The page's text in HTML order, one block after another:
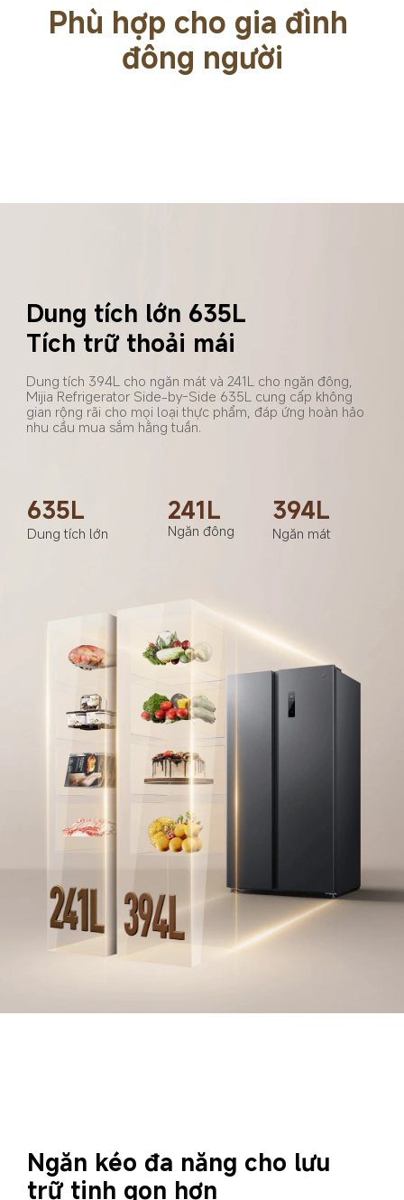
Phù hợp cho gia đình
đông người
Dung tích lớn 635L
Tích trữ thoải mái
Dung tích 394L cho ngăn mát và 241L cho ngăn đông,
Mijia Refrigerator Side-by-Side 635L cung cấp không
gian rộng rãi cho mọi loại thực phẩm, đáp ứng hoàn hảo
nhu cầu mua sắm hằng tuần.
635L
Dung tích lớn
241L
Ngăn đông
394L
Ngăn mát
Ngăn kéo đa năng cho lưu
trữ tinh gọn hơn